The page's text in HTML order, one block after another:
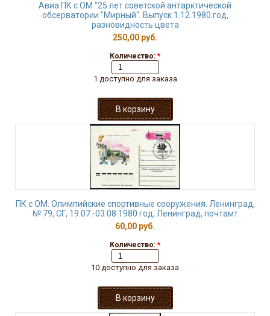
Авиа ПК с ОМ "25 лет советской антарктической
обсерватории "Мирный". Выпуск 1.12.1980 год,
разновидность цвета
250,00 руб.
Количество: *
1 доступно для заказа
ПК с ОМ. Олимпийские спортивные сооружения. Ленинград,
№ 79, СГ, 19.07.-03.08.1980 год, Ленинград, почтамт
60,00 руб.
Количество: *
10 доступно для заказа